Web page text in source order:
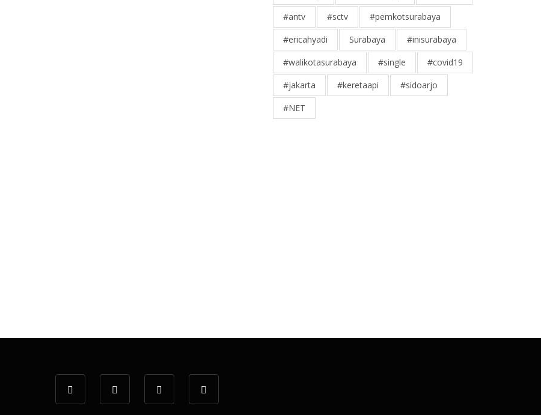
#antv
#sctv
#pemkotsurabaya
#ericahyadi
Surabaya
#inisurabaya
#walikotasurabaya
#single
#covid19
#jakarta
#keretaapi
#sidoarjo
#NET